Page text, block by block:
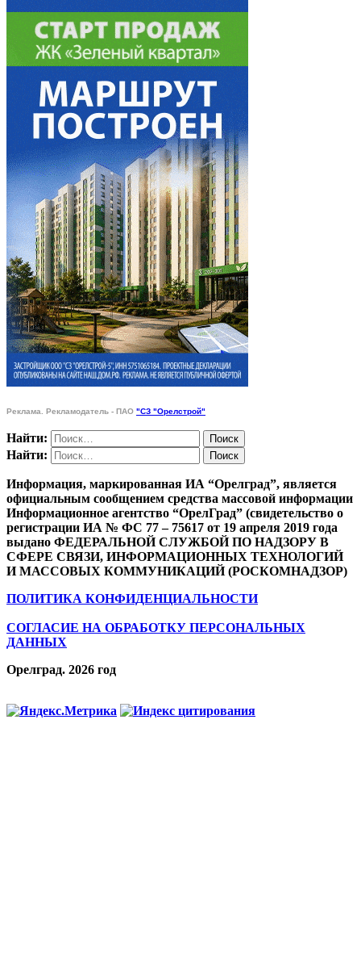
Реклама. Рекламодатель - ПАО "СЗ "Орелстрой"
Найти:
Найти:
Информация, маркированная ИА “Орелград”, является
официальным сообщением средства массовой информации
Информационное агентство “ОрелГрад” (свидетельство о
регистрации ИА № ФС 77 – 75617 от 19 апреля 2019 года
выдано ФЕДЕРАЛЬНОЙ СЛУЖБОЙ ПО НАДЗОРУ В
СФЕРЕ СВЯЗИ, ИНФОРМАЦИОННЫХ ТЕХНОЛОГИЙ
И МАССОВЫХ КОММУНИКАЦИЙ (РОСКОМНАДЗОР)
ПОЛИТИКА КОНФИДЕНЦИАЛЬНОСТИ
СОГЛАСИЕ НА ОБРАБОТКУ ПЕРСОНАЛЬНЫХ
ДАННЫХ
Орелград. 2026 год